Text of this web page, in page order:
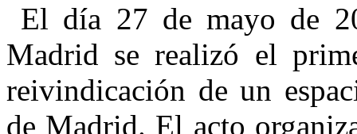
El día 27 de mayo de
Madrid se realizó el
reivindicación de un
de Madrid. El acto